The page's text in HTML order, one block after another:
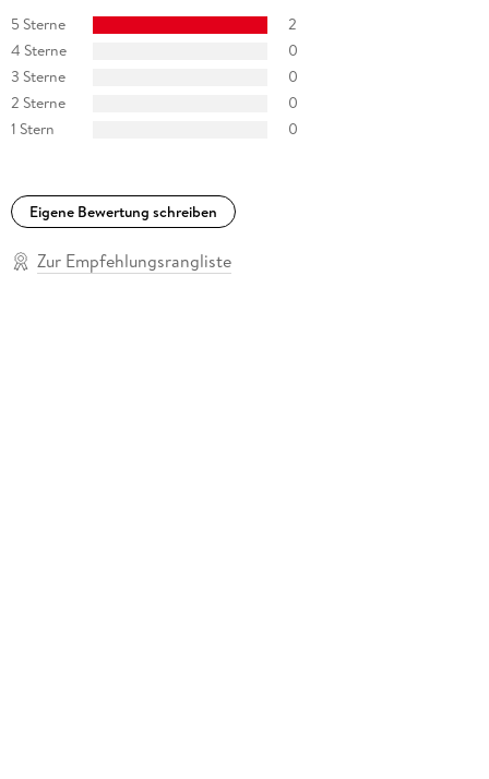
5 Sterne
2
4 Sterne
0
3 Sterne
0
2 Sterne
0
1 Stern
0
Eigene Bewertung schreiben
Zur Empfehlungsrangliste